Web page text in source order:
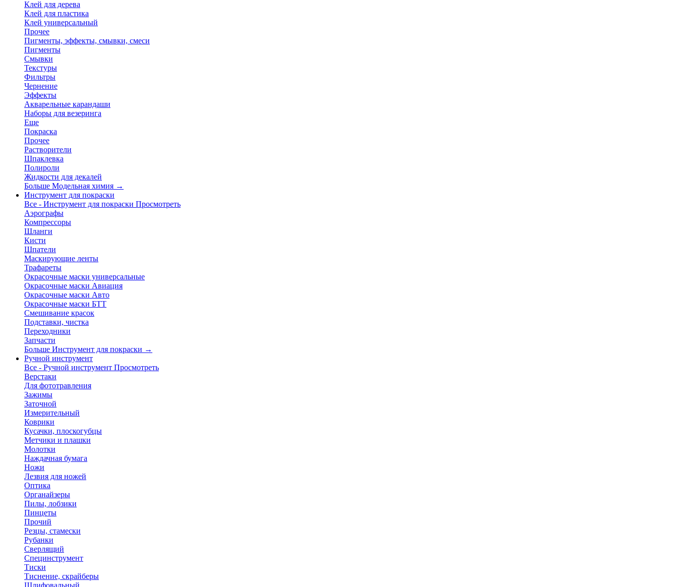
Клей для дерева
Клей для пластика
Клей универсальный
Прочее
Пигменты, эффекты, смывки, смеси
Пигменты
Смывки
Текстуры
Фильтры
Чернение
Эффекты
Акварельные карандаши
Наборы для везеринга
Еще
Покраска
Прочее
Растворители
Шпаклевка
Полироли
Жидкости для декалей
Больше Модельная химия →
Инструмент для покраски
Все - Инструмент для покраски Просмотреть
Аэрографы
Компрессоры
Шланги
Кисти
Шпатели
Маскирующие ленты
Трафареты
Окрасочные маски универсальные
Окрасочные маски Авиация
Окрасочные маски Авто
Окрасочные маски БТТ
Смешивание красок
Подставки, чистка
Переходники
Запчасти
Больше Инструмент для покраски →
Ручной инструмент
Все - Ручной инструмент Просмотреть
Верстаки
Для фототравления
Зажимы
Заточной
Измерительный
Коврики
Кусачки, плоскогубцы
Метчики и плашки
Молотки
Наждачная бумага
Ножи
Лезвия для ножей
Оптика
Органайзеры
Пилы, лобзики
Пинцеты
Прочий
Резцы, стамески
Рубанки
Сверлящий
Специнструмент
Тиски
Тиснение, скрайберы
Шлифовальный